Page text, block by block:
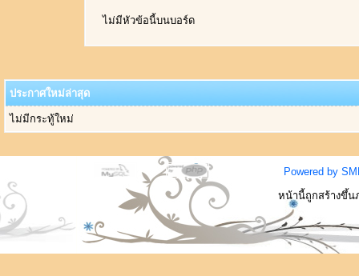
ไม่มีหัวข้อนี้บนบอร์ด
ประกาศใหม่ล่าสุด
ไม่มีกระทู้ใหม่
Powered by
หน้านี้ถูกสร้างขึ้น